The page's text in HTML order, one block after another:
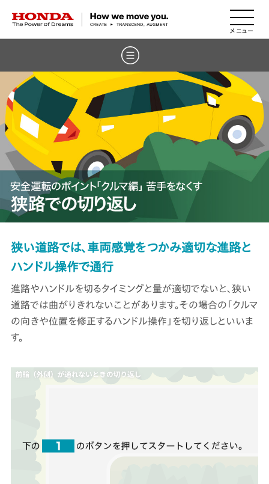
HONDA The Power of Dreams
狭い道路では、車両感覚をつかみ適切な進路と
ハンドル操作で通行
進路やハンドルを切るタイミングと量が適切でないと、狭い
道路では曲がりきれないことがあります。その場合の「クルマ
の向きや位置を修正するハンドル操作」を切り返しといいま
す。